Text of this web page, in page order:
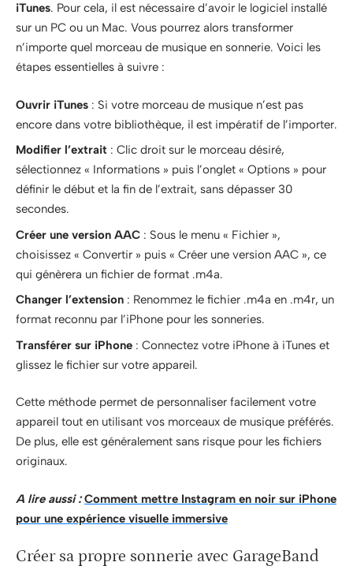
iTunes. Pour cela, il est nécessaire d’avoir le logiciel installé
sur un PC ou un Mac. Vous pourrez alors transformer
n’importe quel morceau de musique en sonnerie. Voici les
étapes essentielles à suivre :
Ouvrir iTunes : Si votre morceau de musique n’est pas
encore dans votre bibliothèque, il est impératif de l’importer.
Modifier l’extrait : Clic droit sur le morceau désiré,
sélectionnez « Informations » puis l’onglet « Options » pour
définir le début et la fin de l’extrait, sans dépasser 30
secondes.
Créer une version AAC : Sous le menu « Fichier »,
choisissez « Convertir » puis « Créer une version AAC », ce
qui génèrera un fichier de format .m4a.
Changer l’extension : Renommez le fichier .m4a en .m4r, un
format reconnu par l’iPhone pour les sonneries.
Transférer sur iPhone : Connectez votre iPhone à iTunes et
glissez le fichier sur votre appareil.
Cette méthode permet de personnaliser facilement votre
appareil tout en utilisant vos morceaux de musique préférés.
De plus, elle est généralement sans risque pour les fichiers
originaux.
A lire aussi : Comment mettre Instagram en noir sur iPhone
pour une expérience visuelle immersive
Créer sa propre sonnerie avec GarageBand